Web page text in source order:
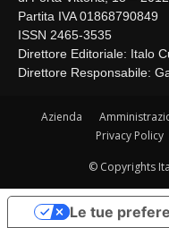
Partita IVA 01868790849
ISSN 2465-3535
Direttore Editoriale: Italo
Direttore Responsabile:
Azienda
Privacy Policy
© Copyrights
Le tue